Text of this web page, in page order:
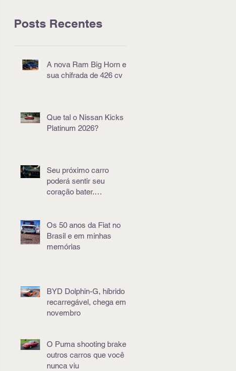
Posts Recentes
A nova Ram Big Horn e
sua chifrada de 426 cv
Que tal o Nissan Kicks
Platinum 2026?
Seu próximo carro
poderá sentir seu
coração bater.
Os 50 anos da Fiat no
Brasil e em minhas
memórias
BYD Dolphin-G, híbrido e
recarregável, chega em
novembro
O Puma shooting brake e
outros carros que você
nunca viu